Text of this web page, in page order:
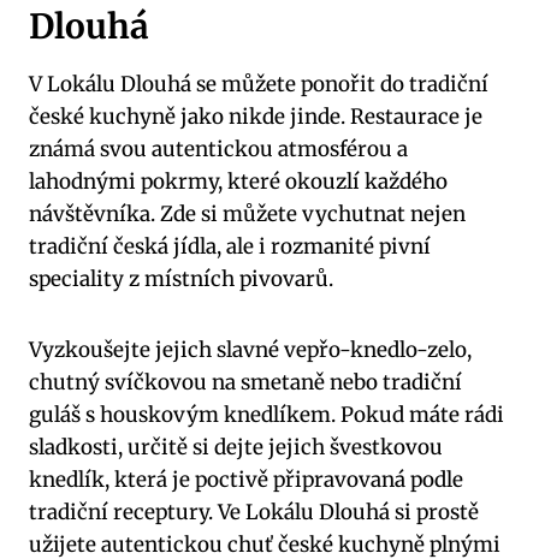
Dlouhá
V Lokálu Dlouhá se můžete ponořit do tradiční
české kuchyně jako nikde jinde. Restaurace je
známá svou autentickou atmosférou a
lahodnými pokrmy, které okouzlí každého
návštěvníka. Zde si můžete vychutnat nejen
tradiční česká jídla, ale i rozmanité pivní
speciality z místních pivovarů.
Vyzkoušejte jejich slavné vepřo-knedlo-zelo,
chutný svíčkovou na smetaně nebo tradiční
guláš s houskovým knedlíkem. Pokud máte rádi
sladkosti, určitě si dejte jejich švestkovou
knedlík, která je poctivě připravovaná podle
tradiční receptury. Ve Lokálu Dlouhá si prostě
užijete autentickou chuť české kuchyně plnými